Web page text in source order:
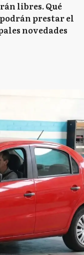
libres. Qué
prestar el
novedades